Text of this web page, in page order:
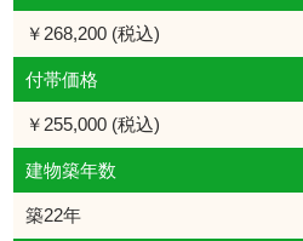
￥268,200 (税込)
付帯価格
￥255,000 (税込)
建物築年数
築22年